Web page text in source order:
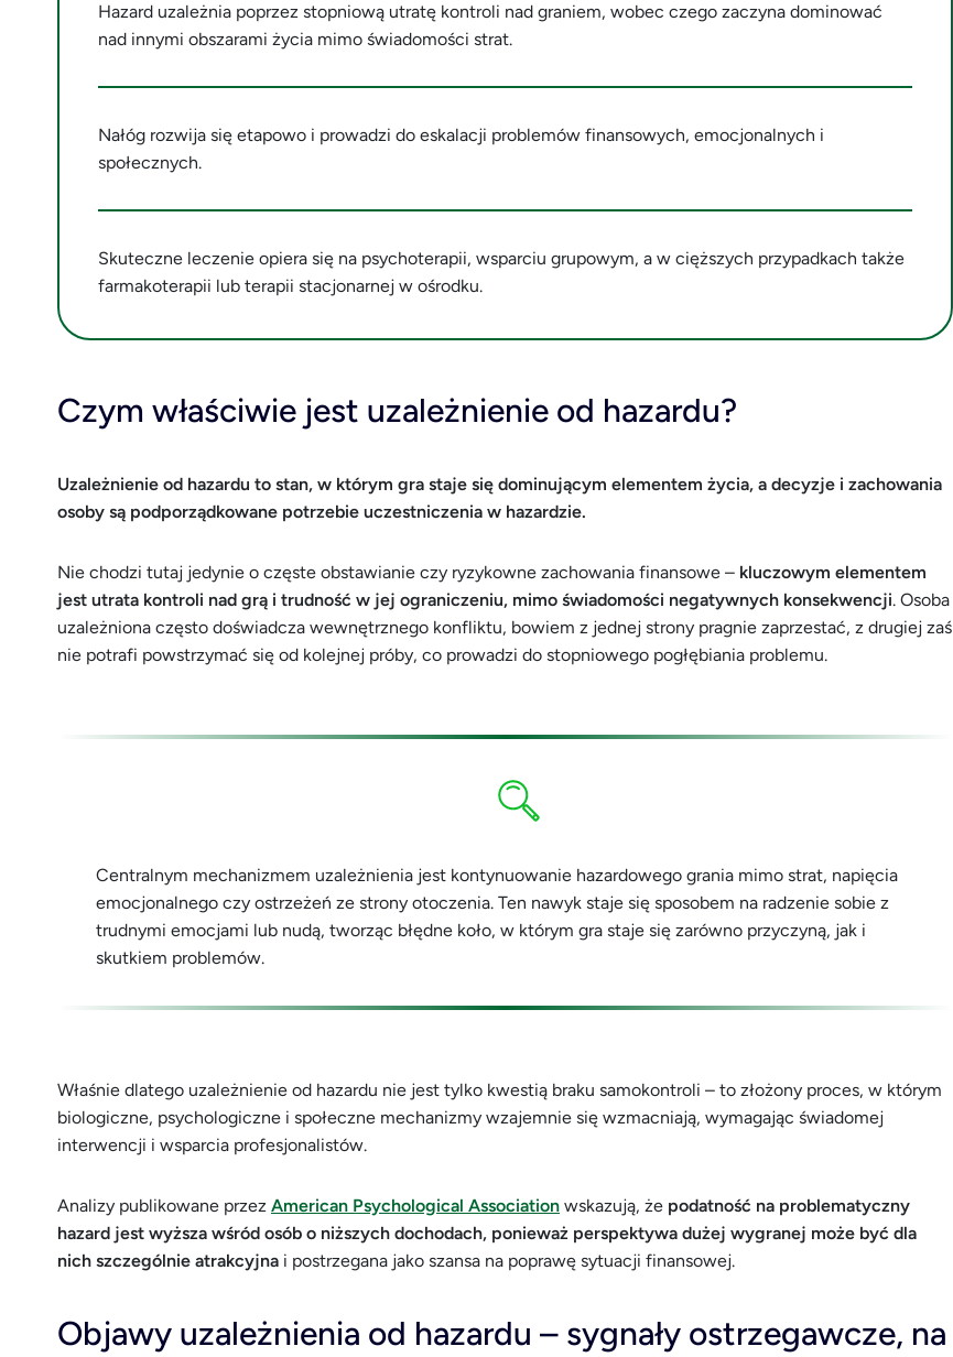
Hazard uzależnia poprzez stopniową utratę kontroli nad graniem, wobec czego zaczyna dominować
nad innymi obszarami życia mimo świadomości strat.
Nałóg rozwija się etapowo i prowadzi do eskalacji problemów finansowych, emocjonalnych i
społecznych.
Skuteczne leczenie opiera się na psychoterapii, wsparciu grupowym, a w cięższych przypadkach także
farmakoterapii lub terapii stacjonarnej w ośrodku.
Czym właściwie jest uzależnienie od hazardu?
Uzależnienie od hazardu to stan, w którym gra staje się dominującym elementem życia, a decyzje i zachowania
osoby są podporządkowane potrzebie uczestniczenia w hazardzie.
Nie chodzi tutaj jedynie o częste obstawianie czy ryzykowne zachowania finansowe – kluczowym elementem
jest utrata kontroli nad grą i trudność w jej ograniczeniu, mimo świadomości negatywnych konsekwencji. Osoba
uzależniona często doświadcza wewnętrznego konfliktu, bowiem z jednej strony pragnie zaprzestać, z drugiej zaś
nie potrafi powstrzymać się od kolejnej próby, co prowadzi do stopniowego pogłębiania problemu.
Centralnym mechanizmem uzależnienia jest kontynuowanie hazardowego grania mimo strat, napięcia
emocjonalnego czy ostrzeżeń ze strony otoczenia. Ten nawyk staje się sposobem na radzenie sobie z
trudnymi emocjami lub nudą, tworząc błędne koło, w którym gra staje się zarówno przyczyną, jak i
skutkiem problemów.
Właśnie dlatego uzależnienie od hazardu nie jest tylko kwestią braku samokontroli – to złożony proces, w którym
biologiczne, psychologiczne i społeczne mechanizmy wzajemnie się wzmacniają, wymagając świadomej
interwencji i wsparcia profesjonalistów.
Analizy publikowane przez American Psychological Association wskazują, że podatność na problematyczny
hazard jest wyższa wśród osób o niższych dochodach, ponieważ perspektywa dużej wygranej może być dla
nich szczególnie atrakcyjna i postrzegana jako szansa na poprawę sytuacji finansowej.
Objawy uzależnienia od hazardu – sygnały ostrzegawcze, na